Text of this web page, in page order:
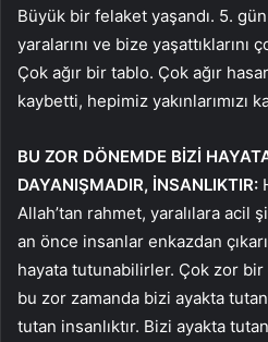
Büyük bir felaket yaşandı. 5.
yaralarını ve bize yaşattıklarını
Çok ağır bir tablo. Çok ağır
kaybetti, hepimiz yakınlarımızı
BU ZOR DÖNEMDE BİZİ
DAYANIŞMADIR, İNSANLIKTIR:
Allah’tan rahmet, yaralılara acil
an önce insanlar enkazdan
hayata tutunabilirler. Çok zor
bu zor zamanda bizi ayakta
tutan insanlıktır. Bizi ayakta